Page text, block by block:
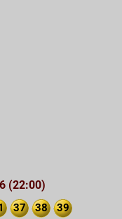
(22:00)
37 38
39